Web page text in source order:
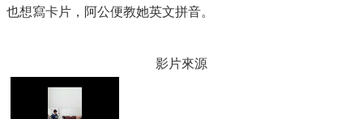
政
訊
也想寫卡片，阿公便教她英文拼音。
影片來源